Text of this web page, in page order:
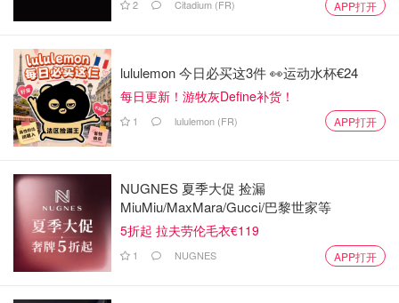
2 Citadium (FR) APP打开
lululemon 今日必买这3件 👀运动水杯€24
每日更新！游牧灰Define补货！
1 lululemon (FR) APP打开
NUGNES 夏季大促 捡漏
MiuMiu/MaxMara/Gucci/巴黎世家等
5折起 拉夫劳伦毛衣€119
1 NUGNES APP打开